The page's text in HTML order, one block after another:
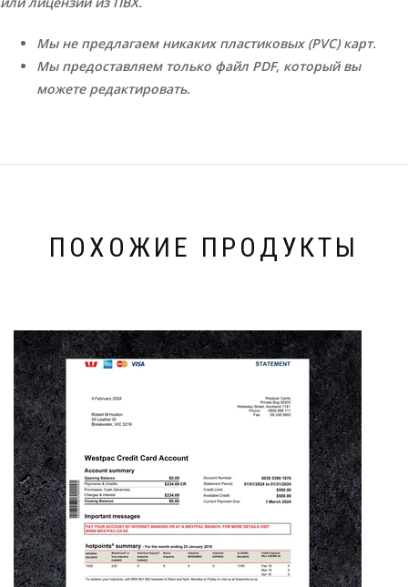
Мы не предлагаем никаких пластиковых (PVC) карт.
Мы предоставляем только файл PDF, который вы
можете редактировать.
ПОХОЖИЕ ПРОДУКТЫ